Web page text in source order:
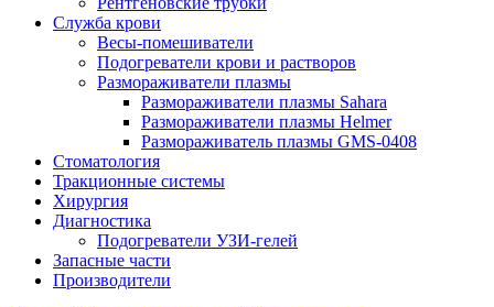
Служба крови
Весы-помешиватели
Подогреватели крови и растворов
Размораживатели плазмы
Размораживатели плазмы Sahara
Размораживатели плазмы Helmer
Размораживатель плазмы GMS-0408
Стоматология
Тракционные системы
Хирургия
Диагностика
Подогреватели УЗИ-гелей
Запасные части
Производители